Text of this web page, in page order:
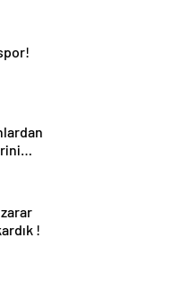
!